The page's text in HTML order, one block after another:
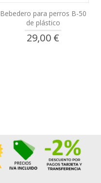
Bebedero para perros B-50
de plástico
29,00 €